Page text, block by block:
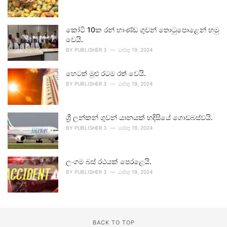
කෝටි 10ක රන් භාණ්ඩ ගුවන් තොටුපොළෙන් හමු
වෙයි.
BY PUBLISHER 3 මාර්තු 19, 2024
හෙටත් මුළු රටම රත් වෙයි.
BY PUBLISHER 3 මාර්තු 19, 2024
ශ්‍රී ලන්කන් ගුවන් යානයක් හදිසියේ ගොඩබස්වයි.
BY PUBLISHER 3 මාර්තු 19, 2024
ලංගම බස් රථයක් පෙරළෙයි.
BY PUBLISHER 3 මාර්තු 19, 2024
BACK TO TOP